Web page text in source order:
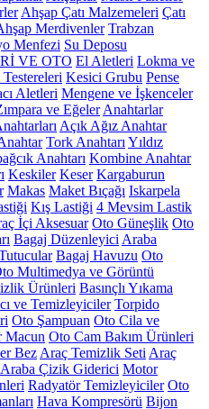
Ahşap Çatı Malzemeleri Çatı
Merdivenler Trabzan
Menfezi Su Deposu
VE OTO El Aletleri Lokma ve
Kesici Grubu Pense
Aletleri Mengene ve İşkenceler
ve Eğeler Anahtarlar
Açık Ağız Anahtar
Tork Anahtarı Yıldız
Anahtarı Kombine Anahtar
Keskiler Keser Kargaburun
Makas Maket Bıçağı Iskarpela
Kış Lastiği 4 Mevsim Lastik
İçi Aksesuar Oto Güneşlik Oto
Bagaj Düzenleyici Araba
Bagaj Havuzu Oto
Multimedya ve Görüntü
Ürünleri Basınçlı Yıkama
ve Temizleyiciler Torpido
Oto Şampuan Oto Cila ve
Macun Oto Cam Bakım Ürünleri
Bez Araç Temizlik Seti Araç
Araba Çizik Giderici Motor
Radyatör Temizleyiciler Oto
Hava Kompresörü Bijon